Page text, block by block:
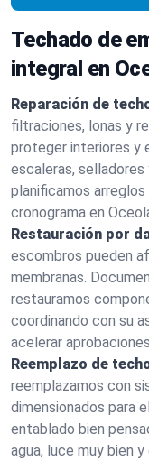
Techado de
integral en
Reparación de
filtraciones, lonas y
proteger interiores y
escaleras,
planificamos
cronograma en
Restauración por
escombros pueden
membranas.
restauramos
coordinando con su
acelerar
Reemplazo de
reemplazamos con
dimensionados para
entablado bien
agua, luce muy bien y